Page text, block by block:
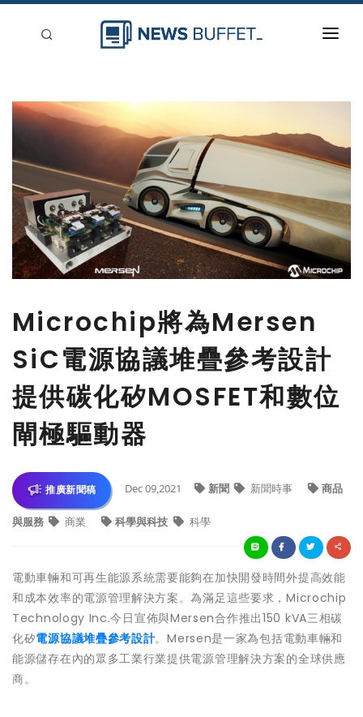
新聞稿分類
刊登
Microchip將為Mersen
SiC電源協議堆疊參考設計
提供碳化矽MOSFET和數位
閘極驅動器
推廣新聞稿 Dec 09,2021 新聞 新聞時事 商品
與服務 商業 科學與科技 科學
電動車輛和可再生能源系統需要能夠在加快開發時間外提高效能
和成本效率的電源管理解決方案。為滿足這些要求，Microchip
Technology Inc.今日宣佈與Mersen合作推出150 kVA三相碳
化矽電源協議堆疊參考設計。Mersen是一家為包括電動車輛和
能源儲存在內的眾多工業行業提供電源管理解決方案的全球供應
商。